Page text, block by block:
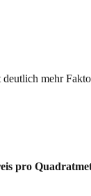
mehr
pro